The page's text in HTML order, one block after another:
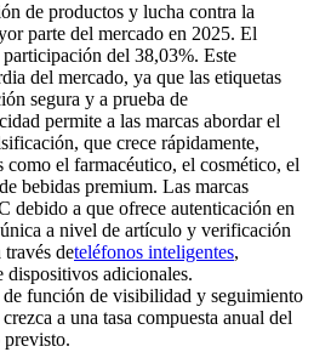
de productos y lucha contra la
parte del mercado en 2025. El
del 38,03%. Este
del mercado, ya que las etiquetas
segura y a prueba de
permite a las marcas abordar el
que crece rápidamente,
como el farmacéutico, el cosmético, el
bebidas premium. Las marcas
debido a que ofrece autenticación en
a nivel de artículo y verificación
deteléfonos inteligentes,
dispositivos adicionales.
de función de visibilidad y seguimiento
a una tasa compuesta anual del